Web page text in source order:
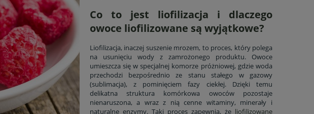
Co to jest liofilizacja i dlaczego
owoce liofilizowane są wyjątkowe?
Liofilizacja, inaczej suszenie mrozem, to proces, który polega
na usunięciu wody z zamrożonego produktu. Owoce
umieszcza się w specjalnej komorze próżniowej, gdzie woda
przechodzi bezpośrednio ze stanu stałego w gazowy
(sublimacja), z pominięciem fazy ciekłej. Dzięki temu
delikatna struktura komórkowa owoców pozostaje
nienaruszona, a wraz z nią cenne witaminy, minerały i
naturalne enzymy. Taki proces zapewnia, że liofilizowane